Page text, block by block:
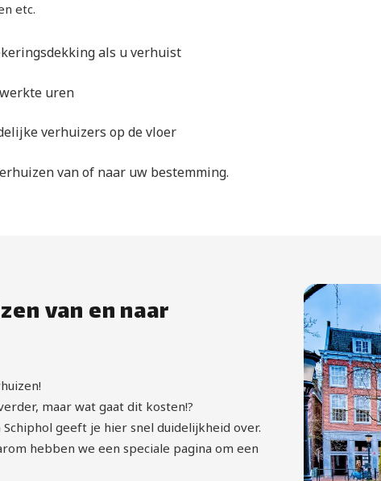
etc.
als u verhuist
uren
verhuizers op de vloer
van of naar uw bestemming.
van en naar
maar wat gaat dit kosten!?
geeft je hier snel duidelijkheid over.
hebben we een speciale pagina om een